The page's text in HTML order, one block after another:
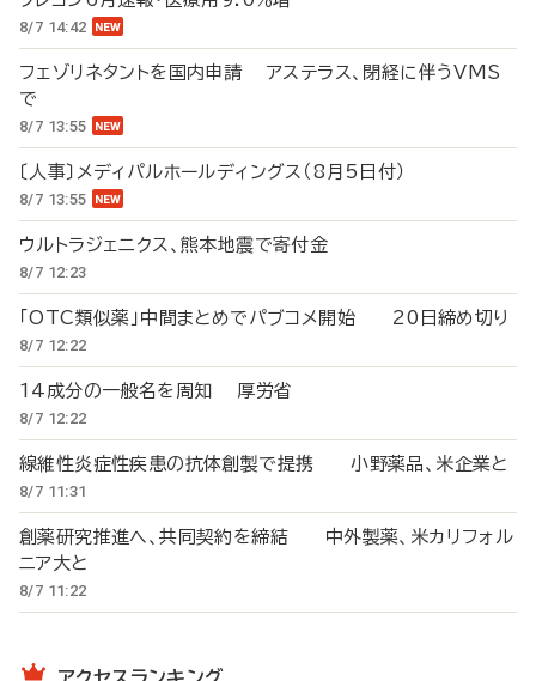
8/7 14:42
フェゾリネタントを国内申請 アステラス、閉経に伴うVMS
で
8/7 13:55
〔人事〕メディパルホールディングス（8月5日付）
8/7 13:55
ウルトラジェニクス、熊本地震で寄付金
8/7 12:23
「OTC類似薬」中間まとめでパブコメ開始 20日締め切り
8/7 12:22
14成分の一般名を周知 厚労省
8/7 12:22
線維性炎症性疾患の抗体創製で提携 小野薬品、米企業と
8/7 11:31
創薬研究推進へ、共同契約を締結 中外製薬、米カリフォル
ニア大と
8/7 11:22